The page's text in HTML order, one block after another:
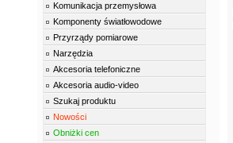
Komunikacja przemysłowa
Komponenty światłowodowe
Przyrządy pomiarowe
Narzędzia
Akcesoria telefoniczne
Akcesoria audio-video
Szukaj produktu
Nowości
Obniżki cen